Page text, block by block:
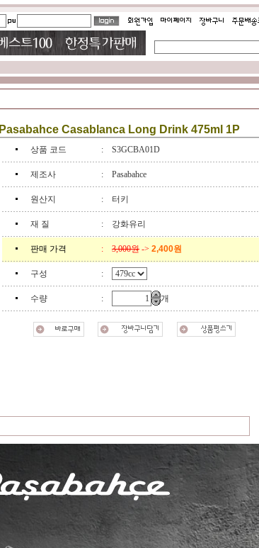
Pasabahce Casablanca Long Drink 475ml 1P
상품 코드 : S3GCBA01D
제조사 : Pasabahce
원산지 : 터키
재 질 : 강화유리
판매 가격 : 3,000원 -> 2,400원
구성 :
수량 : 개